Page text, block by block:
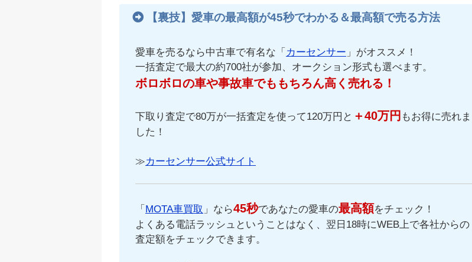
【裏技】愛車の最高額が45秒でわかる＆最高額で売る方法
愛車を売るなら中古車で有名な「 カーセンサー 」がオススメ！
一括査定で最大の約700社が参加、オークション形式も選べます。
ボロボロの車や事故車でももちろん高く売れる！
下取り査定で80万が一括査定を使って120万円と ＋40万円 もお得に売れま
した！
≫カーセンサー公式サイト
「 MOTA車買取 」なら45秒であなたの愛車の最高額をチェック！
よくある電話ラッシュということはなく、翌日18時にWEB上で各社からの
査定額をチェックできます。